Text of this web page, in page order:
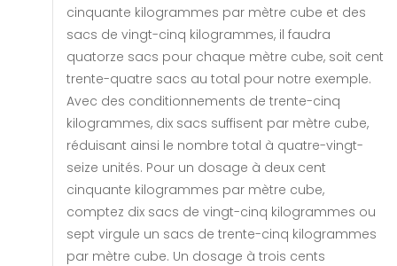
cinquante kilogrammes par mètre cube et des
sacs de vingt-cinq kilogrammes, il faudra
quatorze sacs pour chaque mètre cube, soit cent
trente-quatre sacs au total pour notre exemple.
Avec des conditionnements de trente-cinq
kilogrammes, dix sacs suffisent par mètre cube,
réduisant ainsi le nombre total à quatre-vingt-
seize unités. Pour un dosage à deux cent
cinquante kilogrammes par mètre cube,
comptez dix sacs de vingt-cinq kilogrammes ou
sept virgule un sacs de trente-cinq kilogrammes
par mètre cube. Un dosage à trois cents